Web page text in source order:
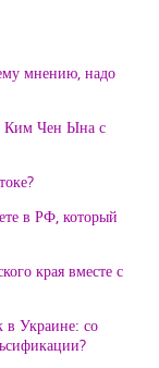
мнению, надо
Ким Чен Ына с
в РФ, который
края вместе с
в Украине: со